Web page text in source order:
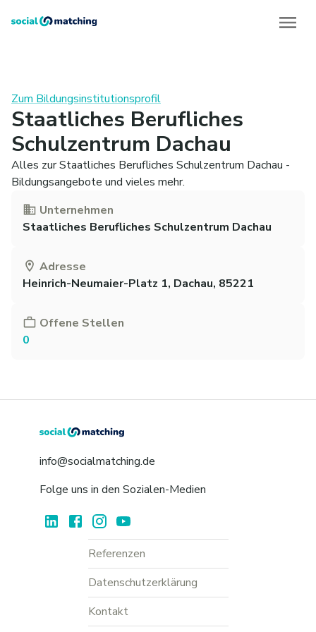
Zum Bildungsinstitutionsprofil
Staatliches Berufliches
Schulzentrum Dachau
Alles zur Staatliches Berufliches Schulzentrum Dachau -
Bildungsangebote und vieles mehr.
Unternehmen
Staatliches Berufliches Schulzentrum Dachau
Adresse
Heinrich-Neumaier-Platz 1, Dachau, 85221
Offene Stellen
0
info@socialmatching.de
Folge uns in den Sozialen-Medien
Referenzen
Datenschutzerklärung
Kontakt